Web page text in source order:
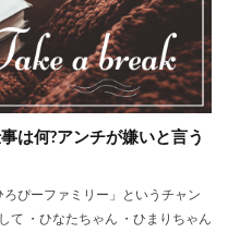
は何?アンチが嫌いと言う
ぴーファミリー」というチャン
て ・ひなたちゃん ・ひまりちゃん